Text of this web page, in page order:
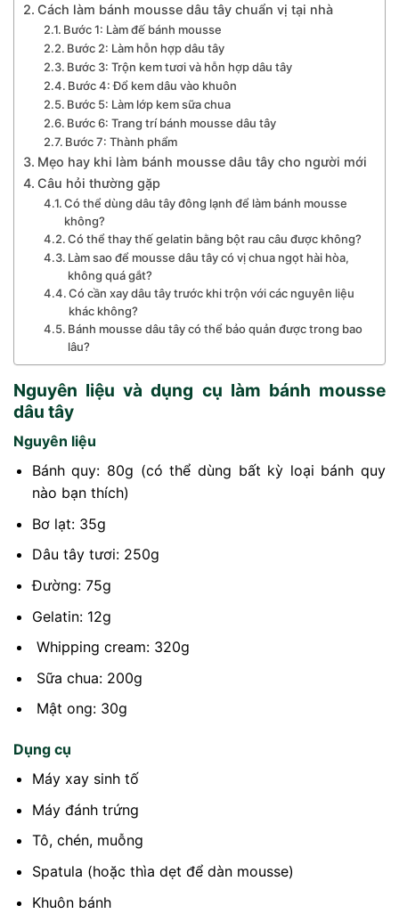
Cách làm bánh mousse dâu tây chuẩn vị tại nhà
Bước 1: Làm đế bánh mousse
Bước 2: Làm hỗn hợp dâu tây
Bước 3: Trộn kem tươi và hỗn hợp dâu tây
Bước 4: Đổ kem dâu vào khuôn
Bước 5: Làm lớp kem sữa chua
Bước 6: Trang trí bánh mousse dâu tây
Bước 7: Thành phẩm
Mẹo hay khi làm bánh mousse dâu tây cho người mới
Câu hỏi thường gặp
Có thể dùng dâu tây đông lạnh để làm bánh mousse
không?
Có thể thay thế gelatin bằng bột rau câu được không?
Làm sao để mousse dâu tây có vị chua ngọt hài hòa,
không quá gắt?
Có cần xay dâu tây trước khi trộn với các nguyên liệu
khác không?
Bánh mousse dâu tây có thể bảo quản được trong bao
lâu?
Nguyên liệu và dụng cụ làm bánh mousse
dâu​ tây
Nguyên liệu
Bánh quy: 80g (có thể dùng bất kỳ loại bánh quy
nào bạn thích)
Bơ lạt: 35g
Dâu tây tươi: 250g
Đường: 75g
Gelatin: 12g
Whipping cream: 320g
Sữa chua: 200g
Mật ong: 30g
Dụng cụ
Máy xay sinh tố
Máy đánh trứng
Tô, chén, muỗng
Spatula (hoặc thìa dẹt để dàn mousse)
Khuôn bánh